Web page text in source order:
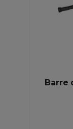
Barre